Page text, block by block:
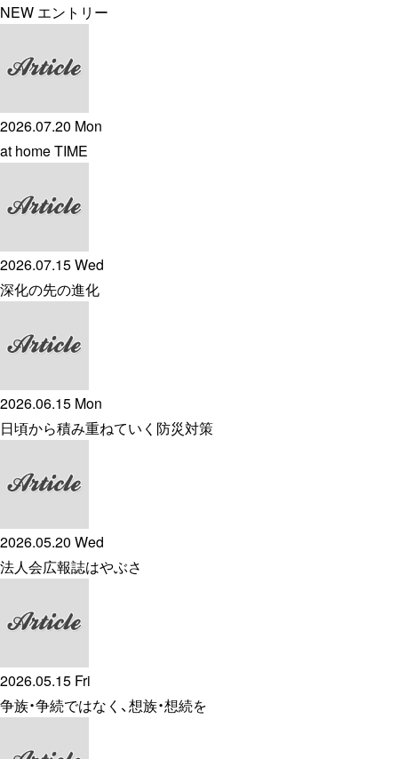
NEW エントリー
2026.07.20 Mon
at home TIME
2026.07.15 Wed
深化の先の進化
2026.06.15 Mon
日頃から積み重ねていく防災対策
2026.05.20 Wed
法人会広報誌はやぶさ
2026.05.15 Fri
争族・争続ではなく、想族・想続を